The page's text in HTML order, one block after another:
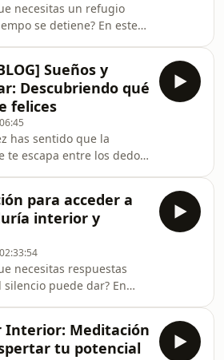
necesitas un refugio
se detiene? En este
absoluta bajo la luz
través de una
inmersiva, dejaremos
pausado de la naturaleza
agua nos envuelvan,
que el cuerpo y la mente
para un descanso
reparador. Esta
Sueños y
Descubriendo qué
felices
06:45
has sentido que la
te escapa entre los dedos
con las cosas
aprender a reconocer
de plenitud que a
desapercibidos en
A través de un
exploro cómo
cotidianas —como
sentir
para acceder a
interior y
02:33:54
necesitas respuestas
silencio puede dar? En
conectar con la llama
propia sabiduría. No se
Interior: Meditación
tu potencial